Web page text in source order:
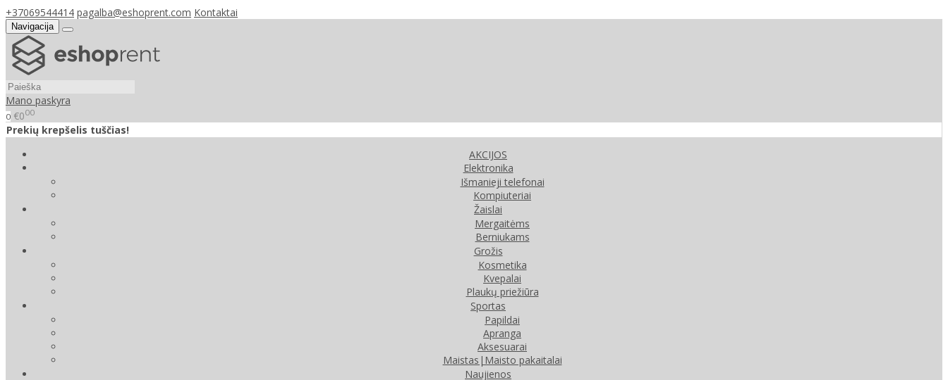
+37069544414 pagalba@eshoprent.com Kontaktai
Navigacija
Mano paskyra
0 €000
Prekių krepšelis tuščias!
AKCIJOS
Elektronika
Išmanieji telefonai
Kompiuteriai
Žaislai
Mergaitėms
Berniukams
Grožis
Kosmetika
Kvepalai
Plaukų priežiūra
Sportas
Papildai
Apranga
Aksesuarai
Maistas|Maisto pakaitalai
Naujienos